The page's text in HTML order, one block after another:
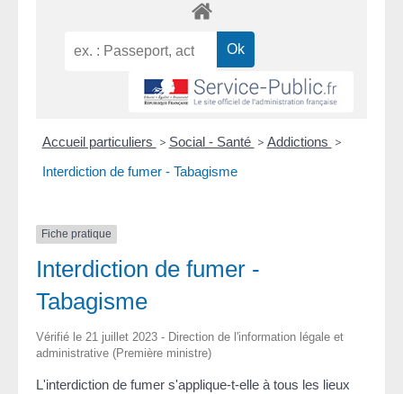
Accueil particuliers > Social - Santé > Addictions >
Interdiction de fumer - Tabagisme
Fiche pratique
Interdiction de fumer -
Tabagisme
Vérifié le 21 juillet 2023 - Direction de l'information légale et
administrative (Première ministre)
L'interdiction de fumer s'applique-t-elle à tous les lieux